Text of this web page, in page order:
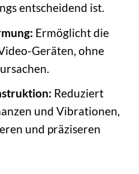
entscheidend ist.
Ermöglicht die
Geräten, ohne
Reduziert
und Vibrationen,
und präziseren